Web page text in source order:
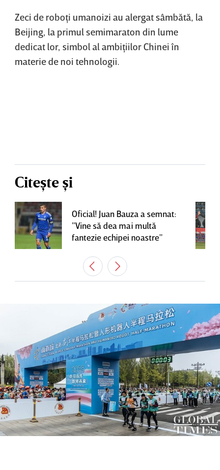
Zeci de roboţi umanoizi au alergat sâmbătă, la
Beijing, la primul semimaraton din lume
dedicat lor, simbol al ambiţiilor Chinei în
materie de noi tehnologii.
Citește și
Oficial! Juan Bauza a semnat:
”Vine să dea mai multă
fantezie echipei noastre”